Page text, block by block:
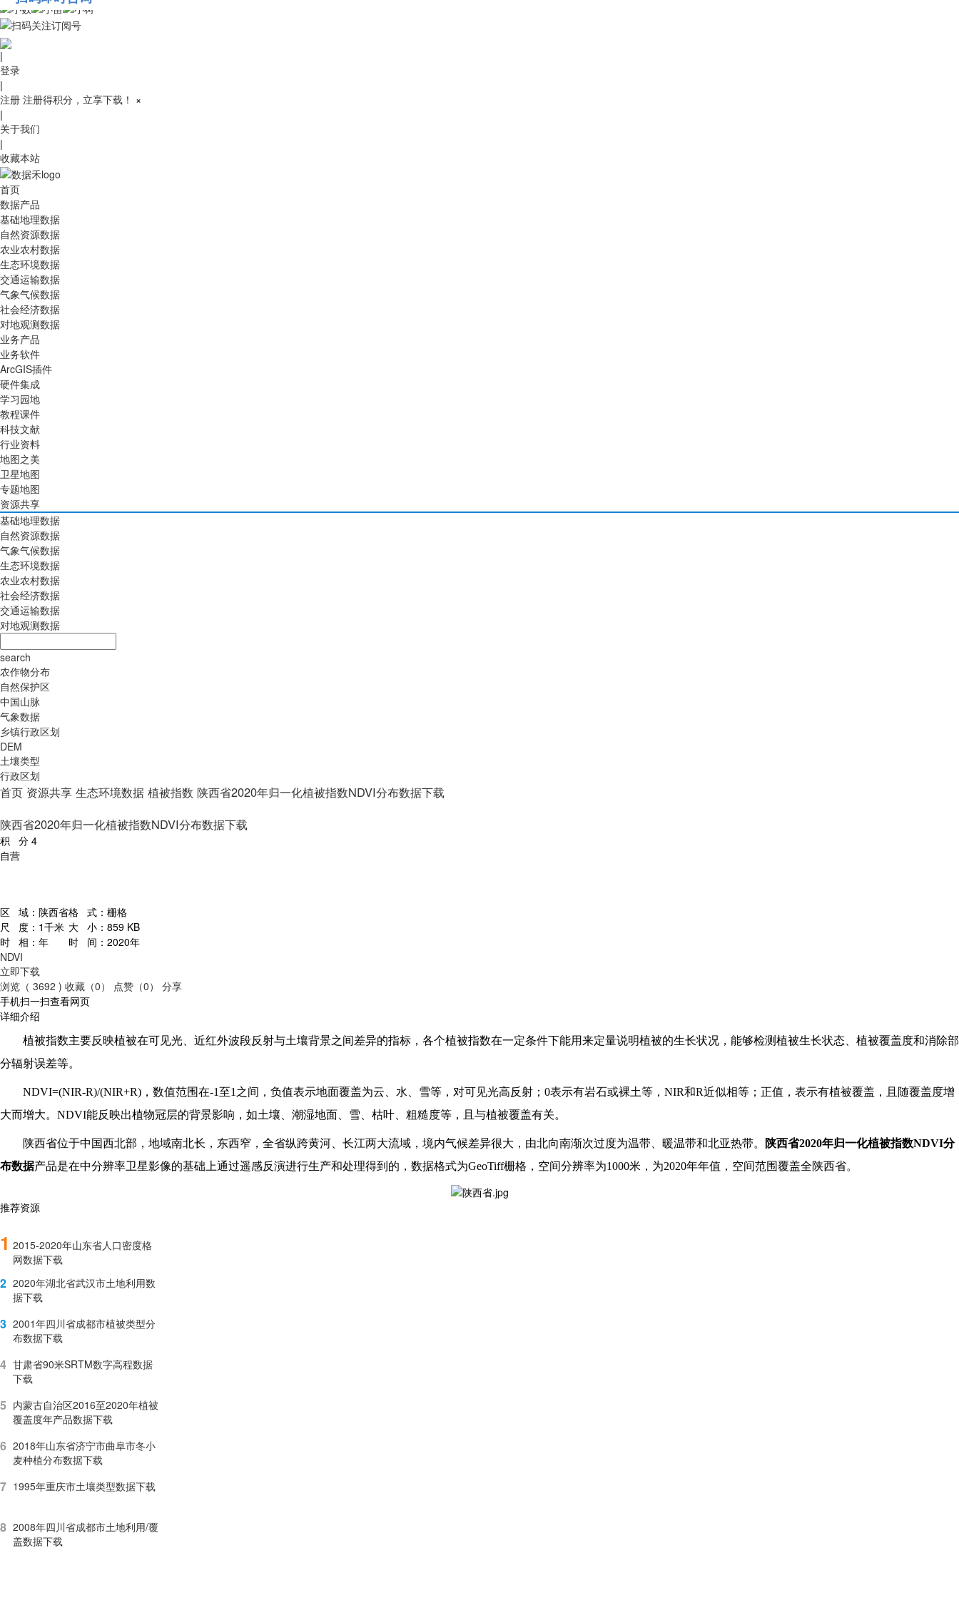
010-53689091
|
登录
|
注册 注册得积分，立享下载！ ×
|
关于我们
|
收藏本站
首页
数据产品
基础地理数据
自然资源数据
农业农村数据
生态环境数据
交通运输数据
气象气候数据
社会经济数据
对地观测数据
业务产品
业务软件
ArcGIS插件
硬件集成
学习园地
教程课件
科技文献
行业资料
地图之美
卫星地图
专题地图
资源共享
基础地理数据
自然资源数据
气象气候数据
生态环境数据
农业农村数据
社会经济数据
交通运输数据
对地观测数据
search
农作物分布
自然保护区
中国山脉
气象数据
乡镇行政区划
DEM
土壤类型
行政区划
首页 资源共享 生态环境数据 植被指数 陕西省2020年归一化植被指数NDVI分布数据下载
陕西省2020年归一化植被指数NDVI分布数据下载
积 分 4
自营
区 域： 陕西省格 式： 栅格
尺 度： 1千米 大 小： 859 KB
时 相： 年 时 间： 2020年
NDVI
立即下载
浏览（ 3692 ) 收藏（0） 点赞（0）
分享
手机扫一扫查看网页
详细介绍
植被指数主要反映植被在可见光、近红外波段反射与土壤背景之间差异的指标，各个植被指数在一定条件下能用来定量说明植被的生长状况，能够检测植被生长状态、植被覆盖度和消除部
分辐射误差等。
NDVI=(NIR-R)/(NIR+R) ，数值范围在-1至1之间，负值表示地面覆盖为云、水、雪等，对可见光高反射；0表示有岩石或裸土等，NIR和R近似相等；正值，表示有植被覆盖，且随覆盖度增
大而增大。NDVI能反映出植物冠层的背景影响，如土壤、潮湿地面、雪、枯叶、粗糙度等，且与植被覆盖有关。
陕西省位于中国西北部，地域南北长，东西窄，全省纵跨黄河、长江两大流域，境内气候差异很大，由北向南渐次过度为温带、暖温带和北亚热带。
陕西省2020年归一化植被指数NDVI分
布数据产品是在中分辨率卫星影像的基础上通过遥感反演进行生产和处理得到的，数据格式为GeoTiff栅格，空间分辨率为1000米，为2020年年值，空间范围覆盖全陕西省。
推荐资源
1 2015-2020年山东省人口密度格
网数据下载
2 2020年湖北省武汉市土地利用数
据下载
3 2001年四川省成都市植被类型分
布数据下载
4 甘肃省90米SRTM数字高程数据
下载
5 内蒙古自治区2016至2020年植被
覆盖度年产品数据下载
6 2018年山东省济宁市曲阜市冬小
麦种植分布数据下载
7 1995年重庆市土壤类型数据下载
8 2008年四川省成都市土地利用/覆
盖数据下载